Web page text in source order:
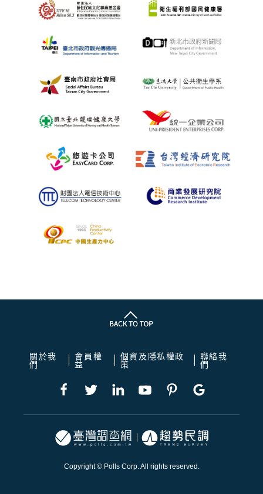
關於我
們
會員權
益
個資及隱私權政
策
聯絡我
們
Copyright © Polls Corp. All rights reserved.